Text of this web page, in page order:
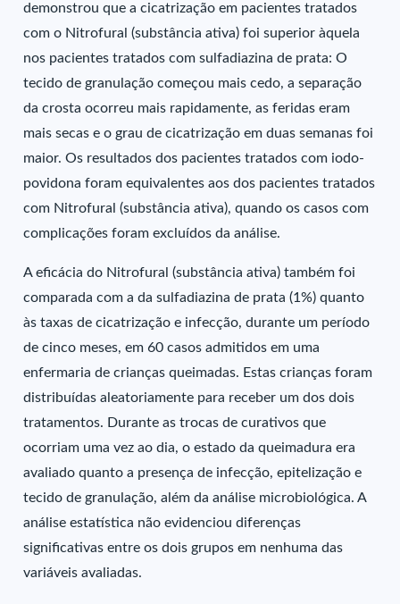
demonstrou que a cicatrização em pacientes tratados
com o Nitrofural (substância ativa) foi superior àquela
nos pacientes tratados com sulfadiazina de prata: O
tecido de granulação começou mais cedo, a separação
da crosta ocorreu mais rapidamente, as feridas eram
mais secas e o grau de cicatrização em duas semanas foi
maior. Os resultados dos pacientes tratados com iodo-
povidona foram equivalentes aos dos pacientes tratados
com Nitrofural (substância ativa), quando os casos com
complicações foram excluídos da análise.
A eficácia do Nitrofural (substância ativa) também foi
comparada com a da sulfadiazina de prata (1%) quanto
às taxas de cicatrização e infecção, durante um período
de cinco meses, em 60 casos admitidos em uma
enfermaria de crianças queimadas. Estas crianças foram
distribuídas aleatoriamente para receber um dos dois
tratamentos. Durante as trocas de curativos que
ocorriam uma vez ao dia, o estado da queimadura era
avaliado quanto a presença de infecção, epitelização e
tecido de granulação, além da análise microbiológica. A
análise estatística não evidenciou diferenças
significativas entre os dois grupos em nenhuma das
variáveis avaliadas.